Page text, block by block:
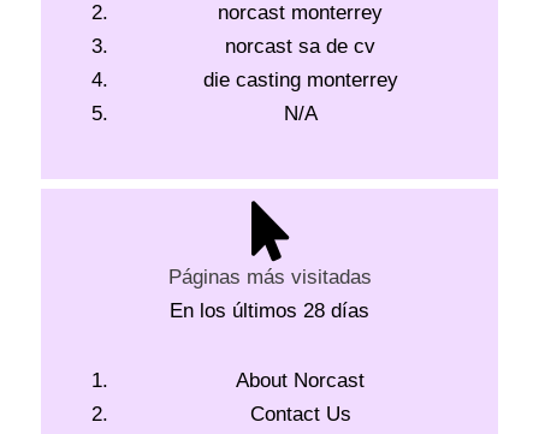
norcast monterrey
norcast sa de cv
die casting monterrey
N/A
Páginas más visitadas
En los últimos 28 días
About Norcast
Contact Us